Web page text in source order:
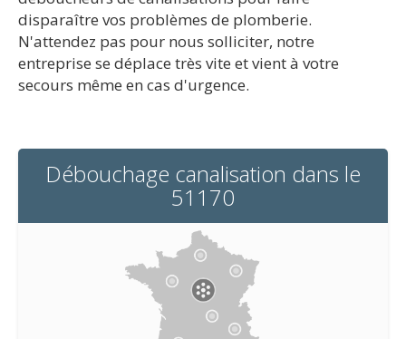
disparaître vos problèmes de plomberie.
N'attendez pas pour nous solliciter, notre
entreprise se déplace très vite et vient à votre
secours même en cas d'urgence.
Débouchage canalisation dans le
51170